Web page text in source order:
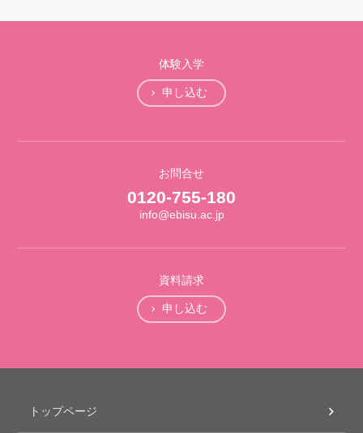
体験入学
申し込む
お問合せ
0120-755-180
info@ebisu.ac.jp
資料請求
申し込む
トップページ